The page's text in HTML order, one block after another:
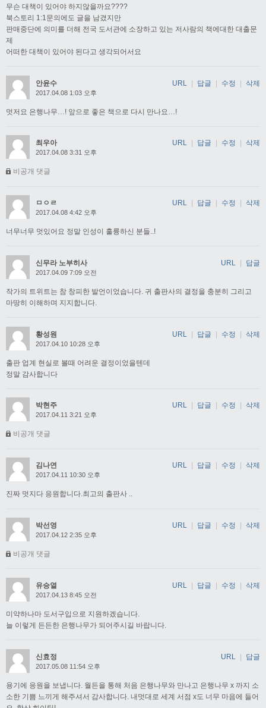
무슨 대책이 있어야 하지않을까요????
북스토리 1:1문의에도 글을 남겼지만
판매중단에 의미를 더해 전국 도서관에 소장하고 있는 저사람의 책에대한 대출문
제
어떠한 대책이 있어야 된다고 생각되어서요
안윤수
2017.04.08 1:03 오후
멋저요 은행나무…! 앞으로 좋은 책으로 다시 만나요…!
URL | 답글 | 수정 | 삭제
최우아
2017.04.08 3:31 오후
비공개 댓글
URL 답글 수정 삭제
ㅁㅇㄹ
2017.04.08 4:42 오후
너무너무 멋있어요 정말 인성이 훌륭하신 분들..!
URL 답글 수정 삭제
신무라 노부히사
2017.04.09 7:09 오전
작가의 트위트는 참 창피한 발언이었습니다. 귀 출판사의 결정을 충분히 그리고
마땅히 이해하며 지지합니다.
URL | 답글
황성원
2017.04.10 10:28 오후
출판 업계 현실로 볼때 어려운 결정이었을텐데
정말 감사합니다
URL | 답글 | 수정 | 삭제
박현주
2017.04.11 3:21 오후
비공개 댓글
URL 답글 수정 삭제
김나연
2017.04.11 10:30 오후
진짜 멋지다 응원합니다.최고의 출판사 ..
URL 답글 수정 삭제
박선영
2017.04.12 2:35 오후
비공개 댓글
URL 답글 수정 삭제
유승열
2017.04.13 8:45 오전
미약하나마 도서구입으로 지원하겠습니다.
늘 이렇게 든든한 은행나무가 되어주시길 바랍니다.
URL | 답글 | 수정 | 삭제
신효정
2017.05.08 11:54 오후
용기에 응원을 보냅니다. 월든을 통해 처음 은행나무와 만나고 은행나무 x 까지 소
소한 기쁨 느끼게 해주셔서 감사합니다. 내멋대로 세계 서점 x도 너무 마음에 들어
URL | 답글